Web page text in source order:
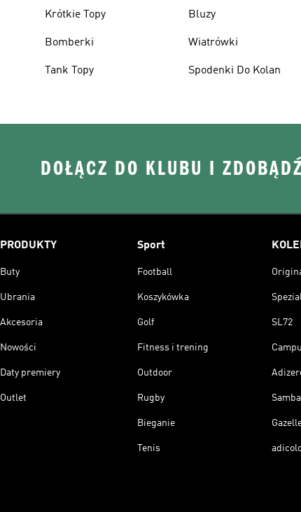
Krótkie Topy
Bomberki
Tank Topy
Bluzy
Wiatrówki
Spodenki Do Kolan
DOŁĄCZ DO KLUBU I
PRODUKTY
Buty
Ubrania
Akcesoria
Nowości
Daty premiery
Outlet
Sport
Football
Koszykówka
Golf
Fitness i trening
Outdoor
Rugby
Bieganie
Tenis
SL72
Samba